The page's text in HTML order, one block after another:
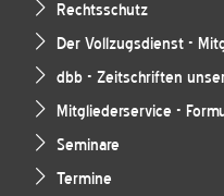
Rechtsschutz
Der Vollzugsdienst -
dbb - Zeitschriften
Mitgliederservice -
Seminare
Termine